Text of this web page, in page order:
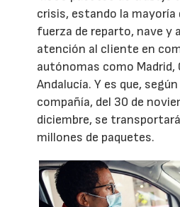
crisis, estando la mayoría
fuerza de reparto, nave y
atención al cliente en
autónomas como Madrid,
Andalucía. Y es que,
compañía, del 30 de
diciembre, se
millones de paquetes.